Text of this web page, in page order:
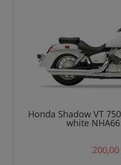
Honda Shadow VT
white
200,00